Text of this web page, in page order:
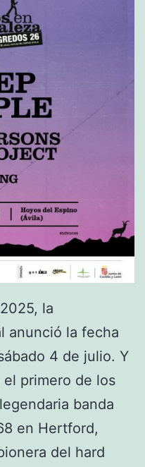
la
anunció la fecha
4 de julio. Y
primero de los
banda
en Hertford,
del hard